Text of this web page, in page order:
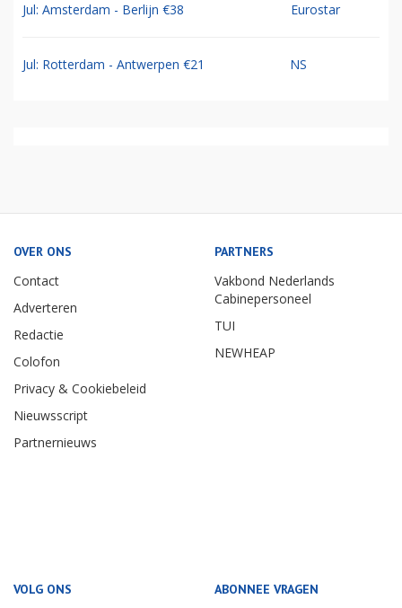
Jul: Amsterdam - Berlijn €38 Eurostar
Jul: Rotterdam - Antwerpen €21 NS
OVER ONS
Contact
Adverteren
Redactie
Colofon
Privacy & Cookiebeleid
Nieuwsscript
Partnernieuws
PARTNERS
Vakbond Nederlands
Cabinepersoneel
TUI
NEWHEAP
VOLG ONS ABONNEE VRAGEN